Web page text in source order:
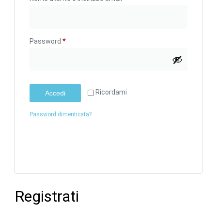
Password *
Ricordami
Accedi
Password dimenticata?
Registrati